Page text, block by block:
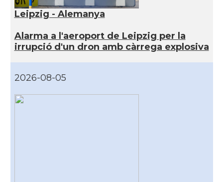
Leipzig - Alemanya
Alarma a l'aeroport de Leipzig per la
irrupció d'un dron amb càrrega explosiva
2026-08-05